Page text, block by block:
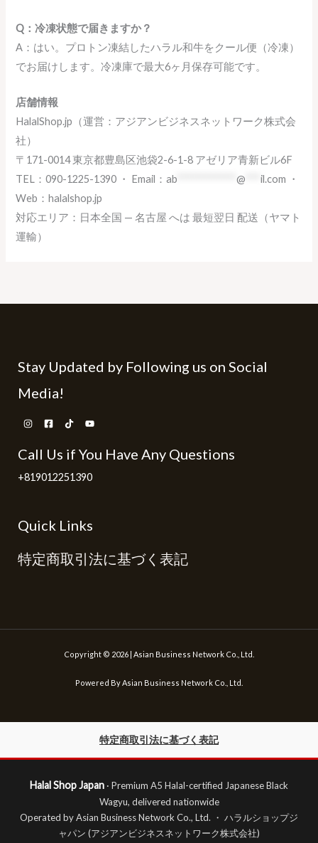
Q：冷凍状態で届きますか？
A：はい。プロトン凍結したハラル和牛をクール便（冷凍）
でお届けします。冷凍庫で最大6ヶ月保存可能です。
店舗情報
HalalShop.jp（運営：アジアンビジネスネットワーク株式会
社）
〒171-0014 東京都豊島区池袋2-6-1-8 アゼリア青新ビル6F
TEL：090-1225-1390 ・ Email：ab ************@ ***il.com ・
Web：halalshop.jp
対応エリア：日本全国 — 名古屋 へは 最短翌日 配送（ヤマト
運輸）
Stay Updated by Following us on Social
Media!
Call Us if You Have Any Questions
+819012251390
Quick Links
特定商取引法に基づく表記
Copyright © 2026 | Asian Business Network Co., Ltd.
Powered By Asian Business Network Co., Ltd.
特定商取引法に基づく表記
Halal Shop Japan · Premium A5 Halal-certified Japanese Black
Wagyu, delivered nationwide
Operated by Asian Business Network Co., Ltd. ・ ハラルショップジ
ャパン (アジアンビジネスネットワーク株式会社)